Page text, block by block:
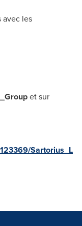
avec les
et sur
Sartorius_L